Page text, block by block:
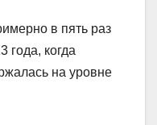
в пять раз
года, когда
на уровне